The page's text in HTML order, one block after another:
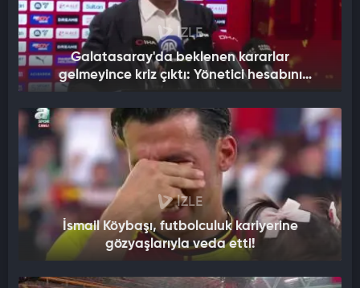
İZLE
Galatasaray'da beklenen kararlar
gelmeyince kriz çıktı: Yönetici hesabını
İZLE
İsmail Köybaşı, futbolculuk kariyerine
gözyaşlarıyla veda etti!